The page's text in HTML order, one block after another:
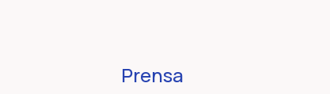
Prensa